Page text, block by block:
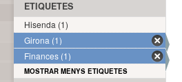
ETIQUETES
Hisenda (1)
Girona (1)
Finances (1)
MOSTRAR MENYS ETIQUETES